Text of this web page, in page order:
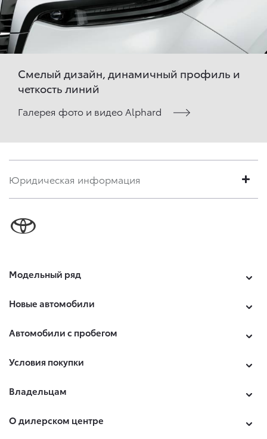
Смелый дизайн, динамичный профиль и
четкость линий
Галерея фото и видео Alphard
Юридическая информация
Модельный ряд
Новые автомобили
Автомобили с пробегом
Условия покупки
Владельцам
О дилерском центре